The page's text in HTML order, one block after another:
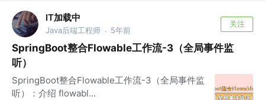
IT加载中
Java后端工程师 · 5年前
关注
SpringBoot整合Flowable工作流-3（全局事件监
听）
SpringBoot整合Flowable工作流-3（全局事件监
听）：介绍 flowabl...